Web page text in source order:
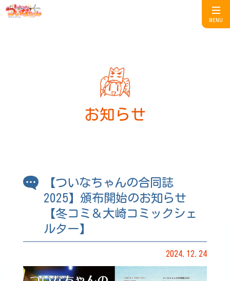
MENU
お知らせ
【ついなちゃんの合同誌
2025】頒布開始のお知らせ
【冬コミ＆大崎コミックシェ
ルター】
2024.12.24